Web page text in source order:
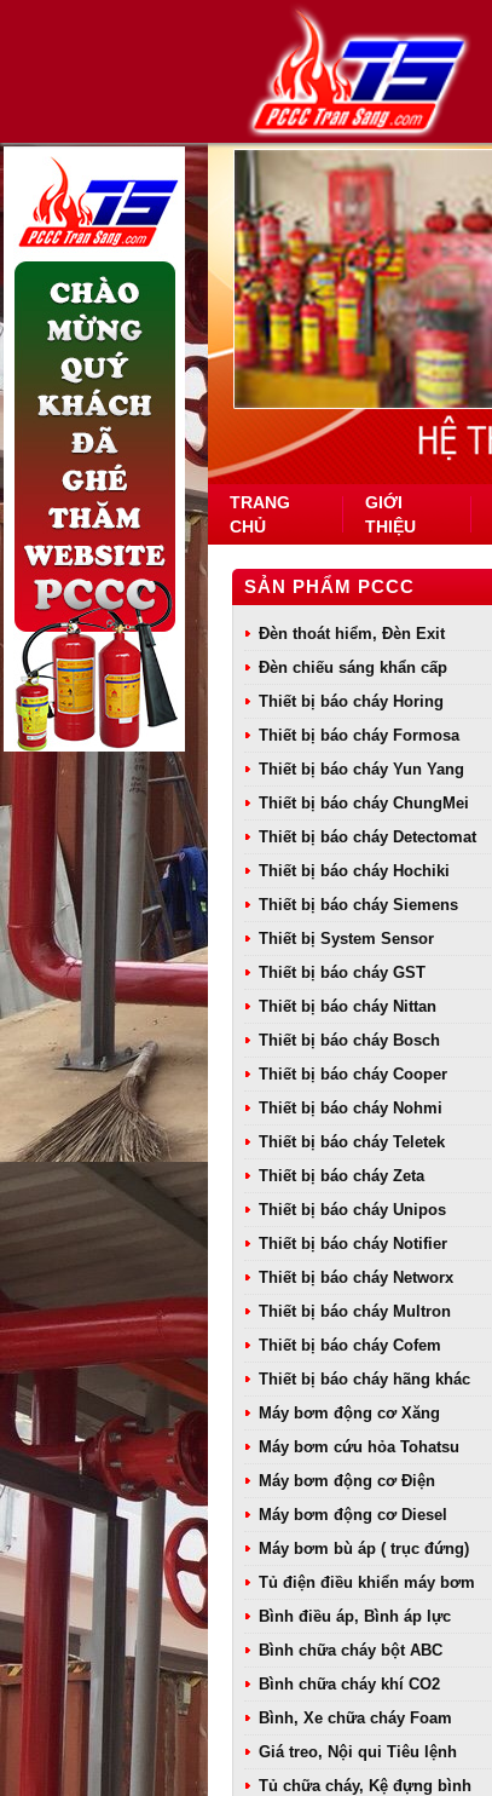
TRANG
CHỦ
GIỚI
THIỆU
SẢN PHẨM PCCC
Đèn thoát hiểm, Đèn Exit
Đèn chiếu sáng khẩn cấp
Thiết bị báo cháy Horing
Thiết bị báo cháy Formosa
Thiết bị báo cháy Yun Yang
Thiết bị báo cháy ChungMei
Thiết bị báo cháy Detectomat
Thiết bị báo cháy Hochiki
Thiết bị báo cháy Siemens
Thiết bị System Sensor
Thiết bị báo cháy GST
Thiết bị báo cháy Nittan
Thiết bị báo cháy Bosch
Thiết bị báo cháy Cooper
Thiết bị báo cháy Nohmi
Thiết bị báo cháy Teletek
Thiết bị báo cháy Zeta
Thiết bị báo cháy Unipos
Thiết bị báo cháy Notifier
Thiết bị báo cháy Networx
Thiết bị báo cháy Multron
Thiết bị báo cháy Cofem
Thiết bị báo cháy hãng khác
Máy bơm động cơ Xăng
Máy bơm cứu hỏa Tohatsu
Máy bơm động cơ Điện
Máy bơm động cơ Diesel
Máy bơm bù áp ( trục đứng)
Tủ điện điều khiển máy bơm
Bình điều áp, Bình áp lực
Bình chữa cháy bột ABC
Bình chữa cháy khí CO2
Bình, Xe chữa cháy Foam
Giá treo, Nội qui Tiêu lệnh
Tủ chữa cháy, Kệ đựng bình